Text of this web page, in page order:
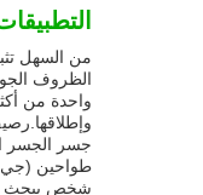
الظروف
واحدة من
جسر الجسر
شخص يبحث